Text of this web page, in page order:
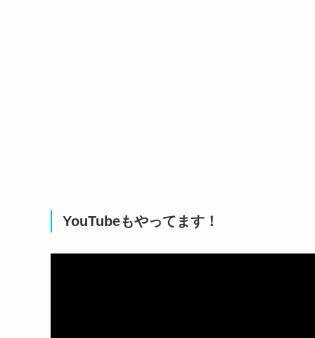
YouTubeもやってます！